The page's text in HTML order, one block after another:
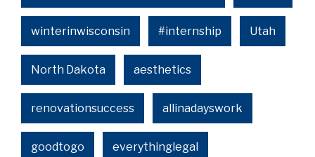
winterinwisconsin #internship Utah
North Dakota aesthetics
renovationsuccess allinadayswork
goodtogo everythinglegal